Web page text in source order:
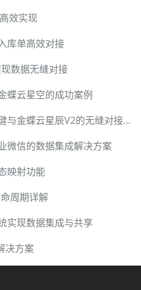
效实现
库单高效对接
数据无缝对接
蝶云星空的成功案例
如何实现数据集成：汤臣倍健与金蝶云星辰V2的无缝对接实例
微信的数据集成解决方案
映射功能
周期详解
实现数据集成与共享
决方案